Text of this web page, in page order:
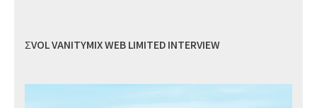
ΣVOL VANITYMIX WEB LIMITED INTERVIEW